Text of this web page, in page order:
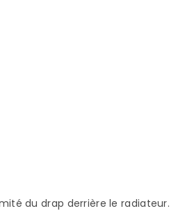
du drap derrière le radiateur.